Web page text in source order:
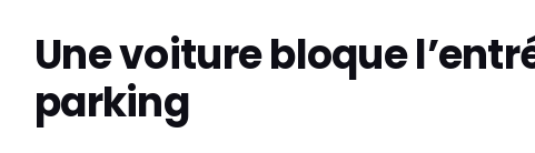
Une voiture bloque
parking